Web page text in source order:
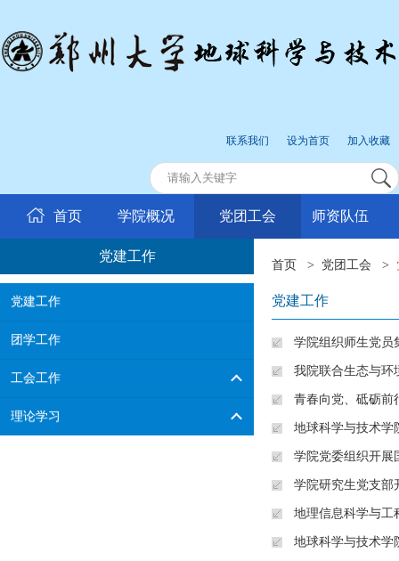
联系我们 设为首页 加入收藏
首页 学院概况 党团工会 师资队伍
党建工作
党建工作
团学工作
工会工作
理论学习
首页 > 党团工会 >
党建工作
学院组织师生党员
我院联合生态与环
青春向党、砥砺
地球科学与技术学
学院党委组织开展
学院研究生党支部
地理信息科学与工
地球科学与技术学